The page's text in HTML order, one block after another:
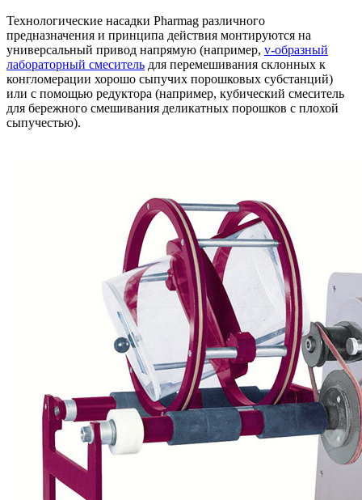
Технологические насадки Pharmag различного
предназначения и принципа действия монтируются на
универсальный привод напрямую (например, v-образный
лабораторный смеситель для перемешивания склонных к
конгломерации хорошо сыпучих порошковых субстанций)
или с помощью редуктора (например, кубический смеситель
для бережного смешивания деликатных порошков с плохой
сыпучестью).